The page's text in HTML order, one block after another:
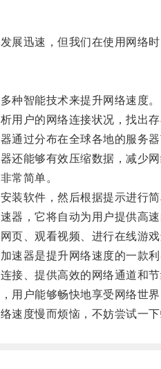
迅速，但我们在使用网络时
智能技术来提升网络速度。
户的网络连接状况，找出存
过分布在全球各地的服务器
能够有效压缩数据，减少网
简单。
软件，然后根据提示进行简
，它将自动为用户提供高速
、观看视频、进行在线游戏
器是提升网络速度的一款利
、提供高效的网络通道和节
户能够畅快地享受网络世界
度慢而烦恼，不妨尝试一下